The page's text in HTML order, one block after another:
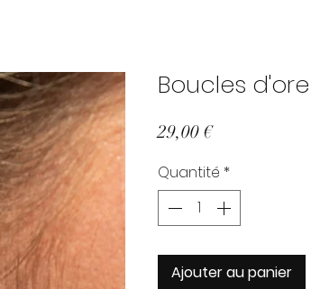
Boucles
29,00 €Prix
Quantité *
Ajouter au panier